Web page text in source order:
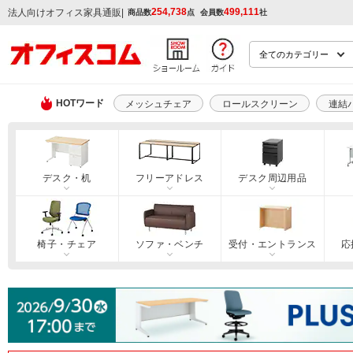
法人向けオフィス家具通販 | 商品数254,738点 会員数499,111社
HOTワード メッシュチェア ロールスクリーン 連結
デスク・机 フリーアドレス デスク周辺用品
椅子・チェア ソファ・ベンチ 受付・エントランス